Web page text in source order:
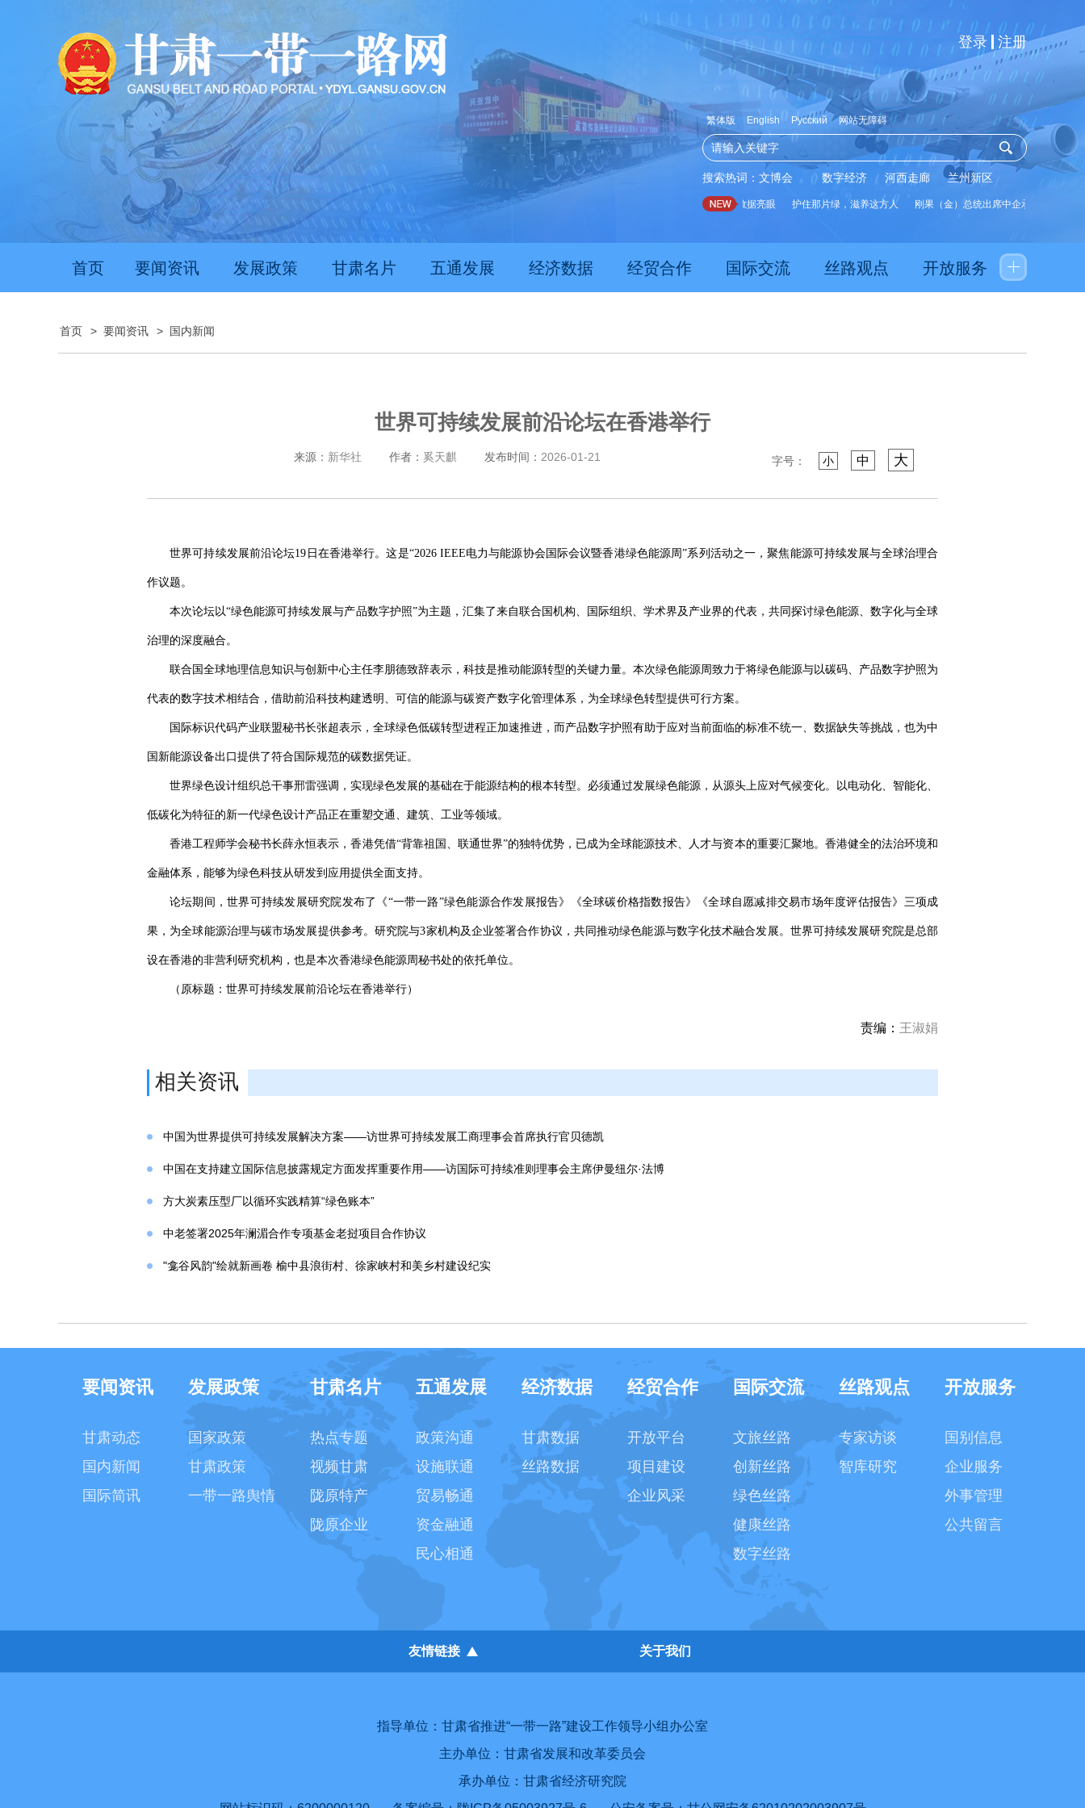
登录 注册
繁体版 English Русский 网站无障碍
搜索热词： 文博会 数字经济 河西走廊 兰州新区
推动经济持续向新向优向好发展 甘肃上半年新质生产力发展数据亮眼 护住那片绿，滋养这方人 刚果（金）总统出席中企承建水厂启用仪
首页 要闻资讯 发展政策 甘肃名片 五通发展 经济数据 经贸合作 国际交流 丝路观点 开放服务
首页 > 要闻资讯 > 国内新闻
世界可持续发展前沿论坛在香港举行
来源： 新华社 作者： 奚天麒 发布时间： 2026-01-21 字号： 小 中 大
世界可持续发展前沿论坛19日在香港举行。这是“2026 IEEE电力与能源协会国际会议暨香港绿色能源周”系列活动之一，聚焦能源可持续发展与全球治理合
作议题。
本次论坛以“绿色能源可持续发展与产品数字护照”为主题，汇集了来自联合国机构、国际组织、学术界及产业界的代表，共同探讨绿色能源、数字化与全球
治理的深度融合。
联合国全球地理信息知识与创新中心主任李朋德致辞表示，科技是推动能源转型的关键力量。本次绿色能源周致力于将绿色能源与以碳码、产品数字护照为
代表的数字技术相结合，借助前沿科技构建透明、可信的能源与碳资产数字化管理体系，为全球绿色转型提供可行方案。
国际标识代码产业联盟秘书长张超表示，全球绿色低碳转型进程正加速推进，而产品数字护照有助于应对当前面临的标准不统一、数据缺失等挑战，也为中
国新能源设备出口提供了符合国际规范的碳数据凭证。
世界绿色设计组织总干事邢雷强调，实现绿色发展的基础在于能源结构的根本转型。必须通过发展绿色能源，从源头上应对气候变化。以电动化、智能化、
低碳化为特征的新一代绿色设计产品正在重塑交通、建筑、工业等领域。
香港工程师学会秘书长薛永恒表示，香港凭借“背靠祖国、联通世界”的独特优势，已成为全球能源技术、人才与资本的重要汇聚地。香港健全的法治环境和
金融体系，能够为绿色科技从研发到应用提供全面支持。
论坛期间，世界可持续发展研究院发布了《“一带一路”绿色能源合作发展报告》《全球碳价格指数报告》《全球自愿减排交易市场年度评估报告》三项成
果，为全球能源治理与碳市场发展提供参考。研究院与3家机构及企业签署合作协议，共同推动绿色能源与数字化技术融合发展。世界可持续发展研究院是总部
设在香港的非营利研究机构，也是本次香港绿色能源周秘书处的依托单位。
（原标题：世界可持续发展前沿论坛在香港举行）
责编： 王淑娟
相关资讯
中国为世界提供可持续发展解决方案——访世界可持续发展工商理事会首席执行官贝德凯
中国在支持建立国际信息披露规定方面发挥重要作用——访国际可持续准则理事会主席伊曼纽尔·法博
方大炭素压型厂以循环实践精算“绿色账本”
中老签署2025年澜湄合作专项基金老挝项目合作协议
"龛谷风韵"绘就新画卷 榆中县浪街村、徐家峡村和美乡村建设纪实
要闻资讯
甘肃动态
国内新闻
国际简讯
发展政策
国家政策
甘肃政策
一带一路舆情
甘肃名片
热点专题
视频甘肃
陇原特产
陇原企业
五通发展
政策沟通
设施联通
贸易畅通
资金融通
民心相通
经济数据
甘肃数据
丝路数据
经贸合作
开放平台
项目建设
企业风采
国际交流
文旅丝路
创新丝路
绿色丝路
健康丝路
数字丝路
丝路观点
专家访谈
智库研究
开放服务
国别信息
企业服务
外事管理
公共留言
友情链接 关于我们
指导单位：甘肃省推进“一带一路”建设工作领导小组办公室
主办单位：甘肃省发展和改革委员会
承办单位：甘肃省经济研究院